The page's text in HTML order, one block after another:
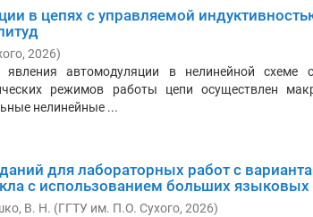
в цепях с управляемой
, 2026)
явления автомодуляции в нелинейной схеме
режимов работы цепи осуществлен
нелинейные ...
для лабораторных работ с
с использованием больших
В. Н. (ГГТУ им. П.О. Сухого, 2026)